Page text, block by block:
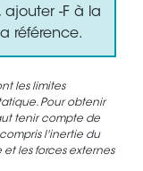
ajouter -F à la
référence.
les limites
Pour obtenir
tenir compte de
l'inertie du
les forces externes